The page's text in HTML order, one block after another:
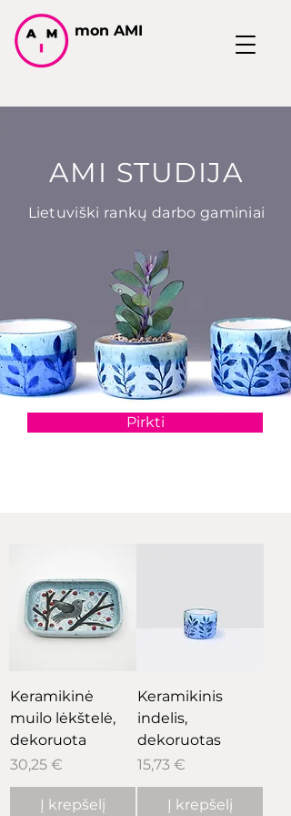
mon AMI
AMI STUDIJA
Lietuviški rankų darbo gaminiai
Pirkti
Keramikinė
muilo lėkštelė,
dekoruota
Kaina
30,25 €
Į krepšelį
Keramikinis
indelis,
dekoruotas
Kaina
15,73 €
Į krepšelį